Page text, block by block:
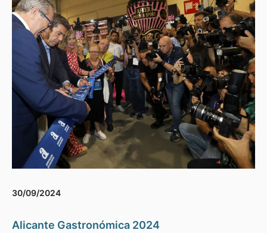
30/09/2024
Alicante Gastronómica 2024